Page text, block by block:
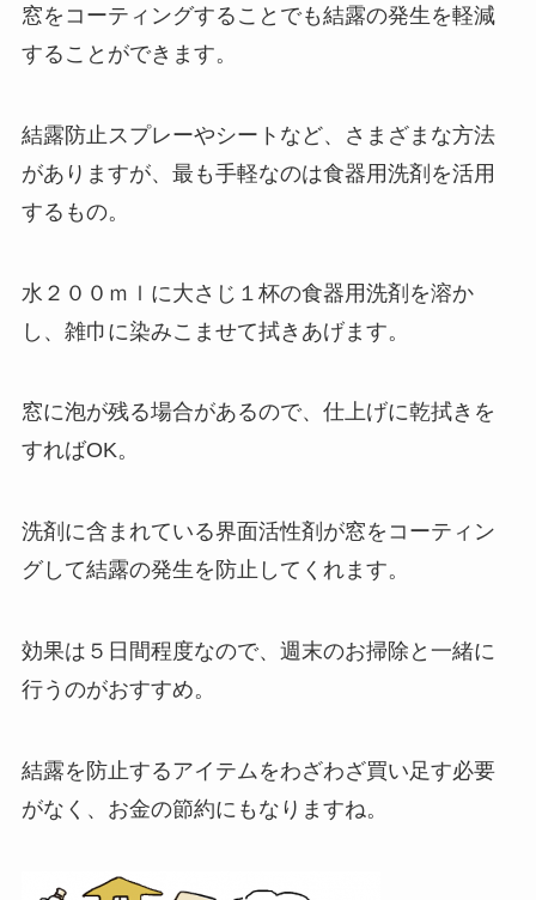
窓をコーティングすることでも結露の発生を軽減
することができます。
結露防止スプレーやシートなど、さまざまな方法
がありますが、最も手軽なのは食器用洗剤を活用
するもの。
水２００ｍｌに大さじ１杯の食器用洗剤を溶か
し、雑巾に染みこませて拭きあげます。
窓に泡が残る場合があるので、仕上げに乾拭きを
すればOK。
洗剤に含まれている界面活性剤が窓をコーティン
グして結露の発生を防止してくれます。
効果は５日間程度なので、週末のお掃除と一緒に
行うのがおすすめ。
結露を防止するアイテムをわざわざ買い足す必要
がなく、お金の節約にもなりますね。